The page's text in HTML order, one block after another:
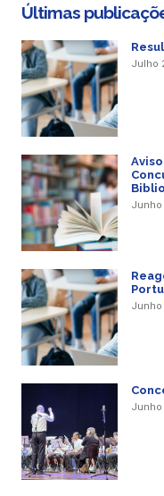
Últimas
Julho
Junho
Junho
Junho